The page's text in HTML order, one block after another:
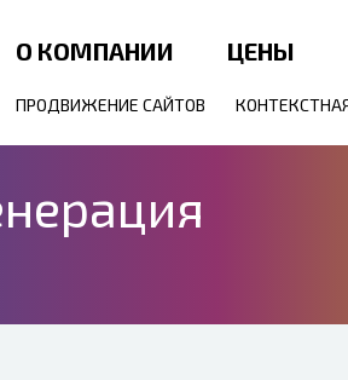
О КОМПАНИИ ЦЕНЫ
ПРОДВИЖЕНИЕ САЙТОВ